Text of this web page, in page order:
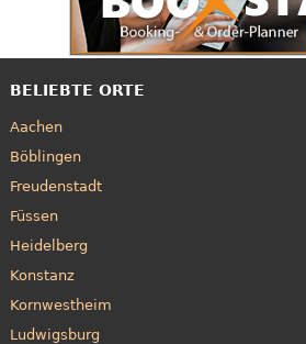
BELIEBTE ORTE
Aachen
Böblingen
Freudenstadt
Füssen
Heidelberg
Konstanz
Kornwestheim
Ludwigsburg